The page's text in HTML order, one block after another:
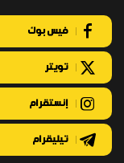
فيس بوك
تويتر
إنستقرام
تيليقرام